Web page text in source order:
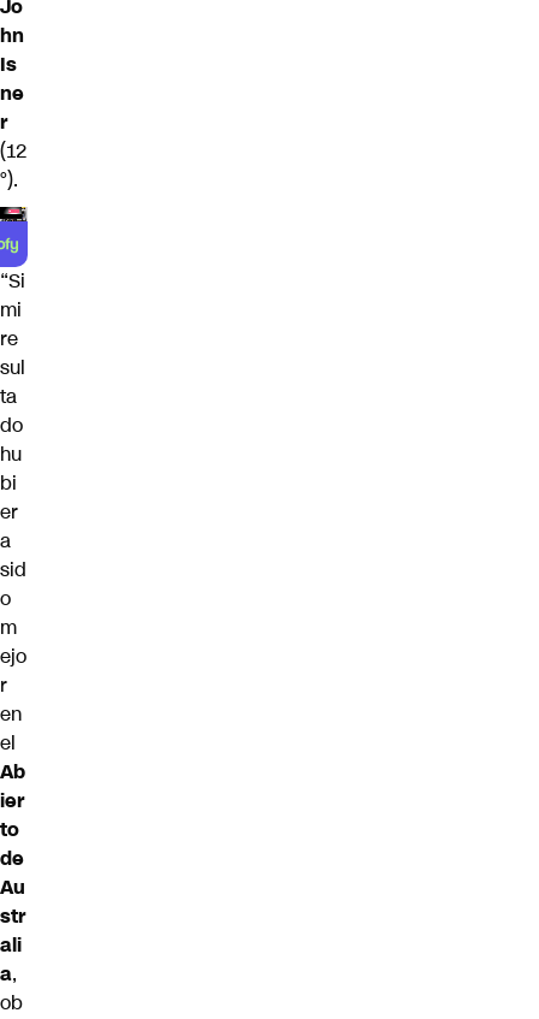
Jo
hn
Is
ne
r
(12
°).
“Si
mi
re
sul
ta
do
hu
bi
er
a
sid
o
m
ejo
r
en
el
Ab
ier
to
de
Au
str
ali
a,
ob